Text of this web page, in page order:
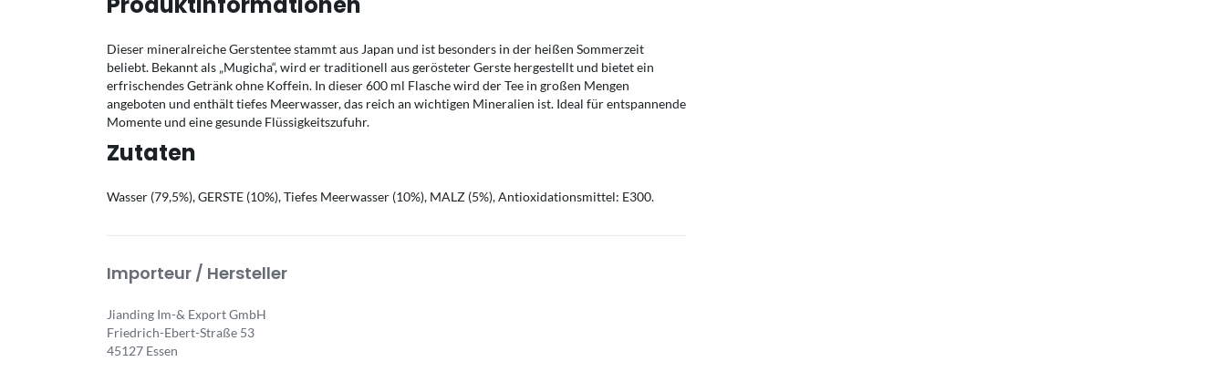
Dieser mineralreiche Gerstentee stammt aus Japan und ist besonders in der heißen Sommerzeit
beliebt. Bekannt als „Mugicha“, wird er traditionell aus gerösteter Gerste hergestellt und bietet ein
erfrischendes Getränk ohne Koffein. In dieser 600 ml Flasche wird der Tee in großen Mengen
angeboten und enthält tiefes Meerwasser, das reich an wichtigen Mineralien ist. Ideal für entspannende
Momente und eine gesunde Flüssigkeitszufuhr.
Zutaten
Wasser (79,5%), GERSTE (10%), Tiefes Meerwasser (10%), MALZ (5%), Antioxidationsmittel: E300.
Importeur / Hersteller
Jianding Im-& Export GmbH
Friedrich-Ebert-Straße 53
45127 Essen